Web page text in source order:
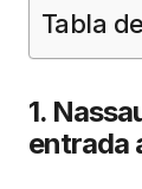
Tabla
1.
entrada